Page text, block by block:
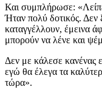
Και συμπλήρωσε:
Ήταν πολύ δοτικός. Δεν
καταγγέλλουν, έμεινα
μπορούν να λένε και
Δεν με κάλεσε κανένας
εγώ θα έλεγα τα
τώρα».